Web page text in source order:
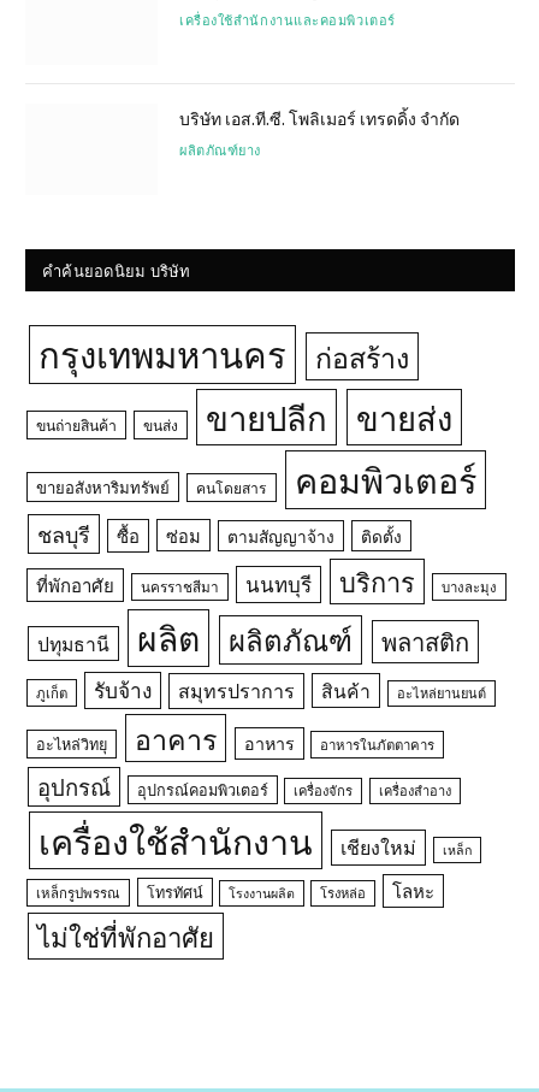
เครื่องใช้สำนักงานและคอมพิวเตอร์
บริษัท เอส.ที.ซี. โพลิเมอร์ เทรดดิ้ง จำกัด
ผลิตภัณฑ์ยาง
คำค้นยอดนิยม บริษัท
กรุงเทพมหานคร ก่อสร้าง
ขนถ่ายสินค้า ขนส่ง ขายปลีก ขายส่ง
ขายอสังหาริมทรัพย์ คนโดยสาร คอมพิวเตอร์
ชลบุรี ซื้อ ซ่อม ตามสัญญาจ้าง ติดตั้ง
ที่พักอาศัย นครราชสีมา นนทบุรี บริการ บางละมุง
ปทุมธานี ผลิต ผลิตภัณฑ์ พลาสติก
ภูเก็ต รับจ้าง สมุทรปราการ สินค้า อะไหล่ยานยนต์
อะไหล่วิทยุ อาคาร อาหาร อาหารในภัตตาคาร
อุปกรณ์ อุปกรณ์คอมพิวเตอร์ เครื่องจักร เครื่องสำอาง
เครื่องใช้สำนักงาน เชียงใหม่ เหล็ก
เหล็กรูปพรรณ โทรทัศน์ โรงงานผลิต โรงหล่อ โลหะ
ไม่ใช่ที่พักอาศัย